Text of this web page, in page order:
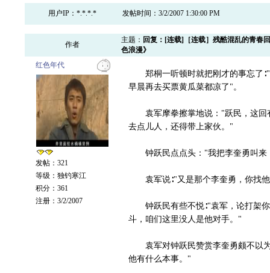
用户IP：*.*.*.* 发帖时间：3/2/2007 1:30:00 PM
作者
主题： 回复：[连载]［连载］残酷混乱的青春
色浪漫》
红色年代
发帖：321
等级：独钓寒江
积分：361
注册：3/2/2007
郑桐一听顿时就把刚才的事忘了∶"
早晨再去买票黄瓜菜都凉了"。
袁军摩拳擦掌地说："跃民，这回
去点儿人，还得带上家伙。"
钟跃民点点头："我把李奎勇叫来
袁军说∶"又是那个李奎勇，你找他
钟跃民有些不悦∶"袁军，论打架你
斗，咱们这里没人是他对手。"
袁军对钟跃民赞赏李奎勇颇不以为
他有什么本事。"